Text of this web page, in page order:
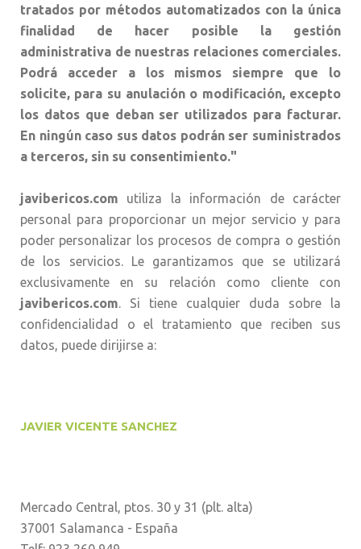
tratados por métodos automatizados con la única
finalidad de hacer posible la gestión
administrativa de nuestras relaciones comerciales.
Podrá acceder a los mismos siempre que lo
solicite, para su anulación o modificación, excepto
los datos que deban ser utilizados para facturar.
En ningún caso sus datos podrán ser suministrados
a terceros, sin su consentimiento."
javibericos.com utiliza la información de carácter
personal para proporcionar un mejor servicio y para
poder personalizar los procesos de compra o gestión
de los servicios. Le garantizamos que se utilizará
exclusivamente en su relación como cliente con
javibericos.com. Si tiene cualquier duda sobre la
confidencialidad o el tratamiento que reciben sus
datos, puede dirijirse a:
JAVIER VICENTE SANCHEZ
Mercado Central, ptos. 30 y 31 (plt. alta)
37001 Salamanca - España